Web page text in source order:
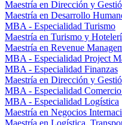
Maestría en Dirección y
Maestría en Desarrollo
MBA - Especialidad Turismo
Maestría en Turismo y
Maestría en Revenue
MBA - Especialidad Project
MBA - Especialidad Finanzas
Maestría en Dirección y
MBA - Especialidad
MBA - Especialidad Logística
Maestría en Negocios
Maestría en Logística,